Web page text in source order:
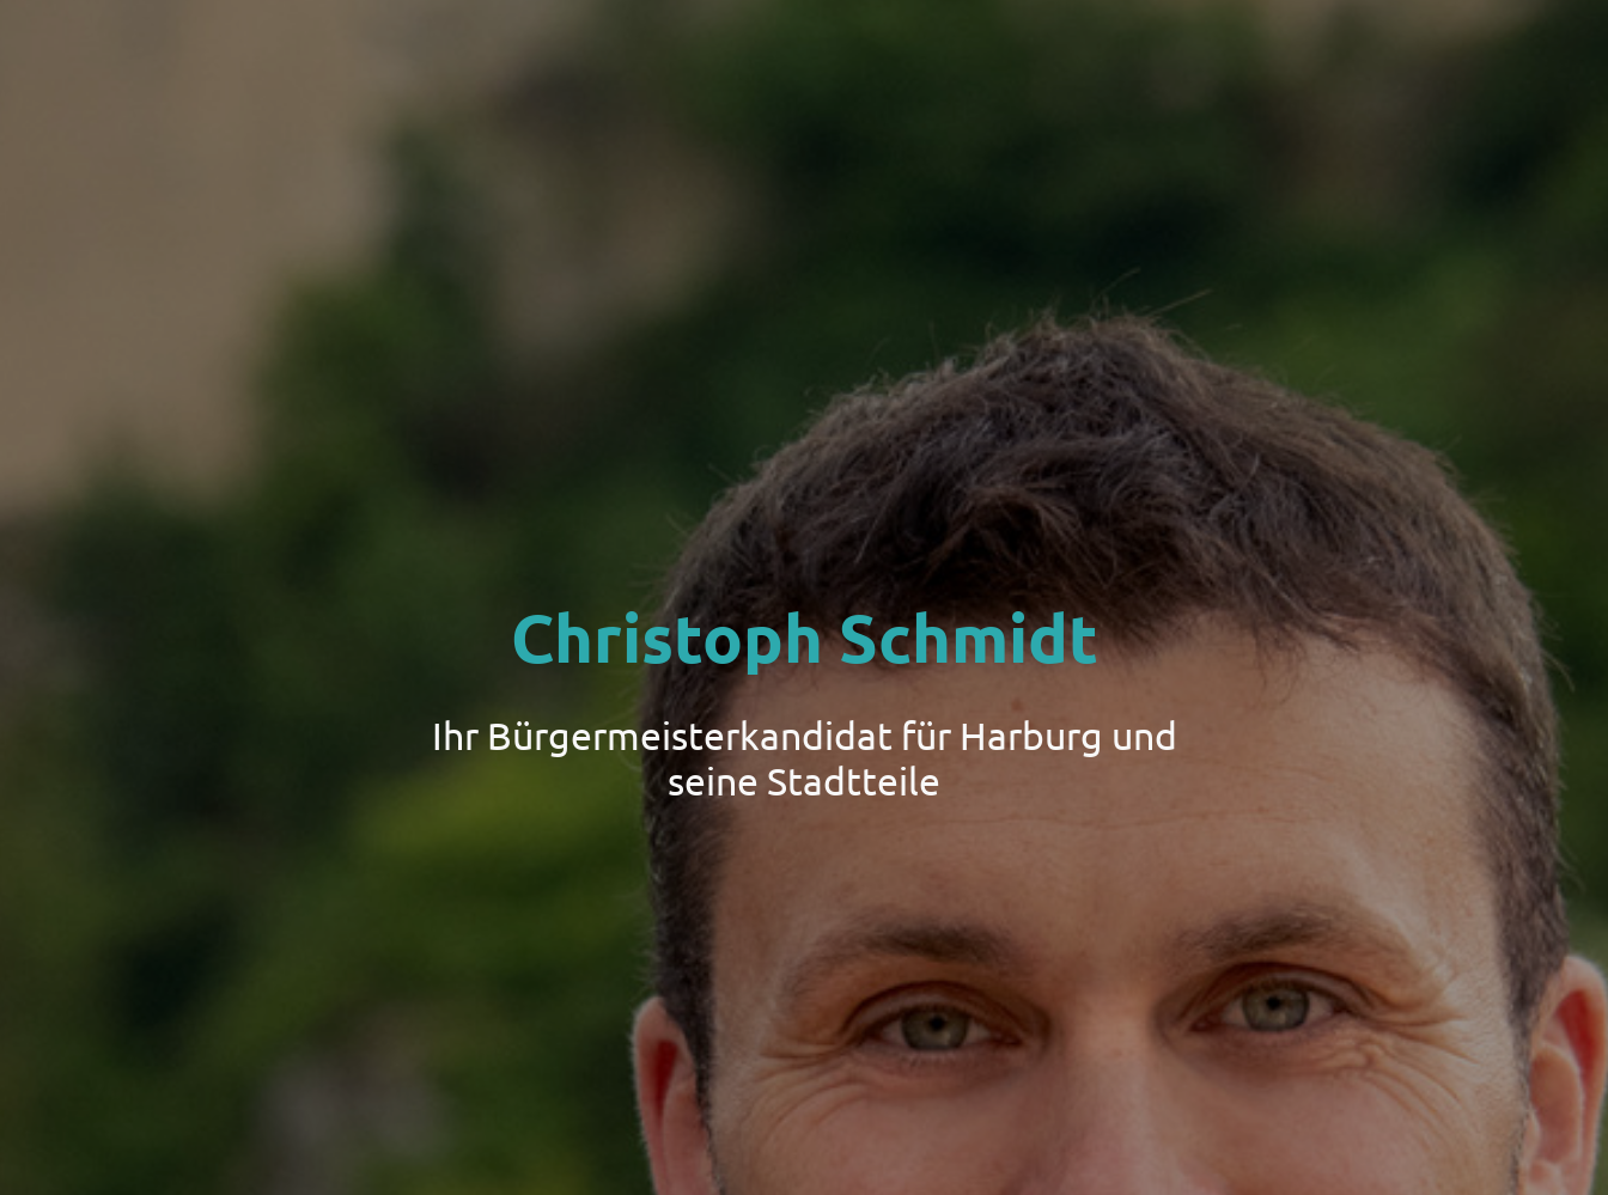
Christoph Schmidt
Ihr Bürgermeisterkandidat für Harburg und
seine Stadtteile